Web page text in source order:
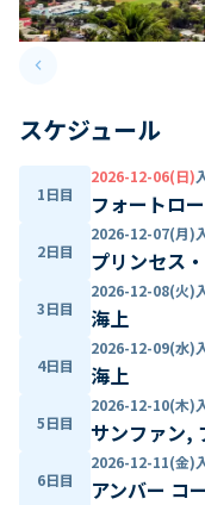
keyboard_arrow_leftPrevious slide
スケジュール
1日目
2026-12-06(日)
フォートロ
2日目
2026-12-07(月)
プリンセス
3日目
2026-12-08(火)
海上
4日目
2026-12-09(水)
海上
5日目
2026-12-10(木)
サンファン,
6日目
2026-12-11(金)
アンバー コ